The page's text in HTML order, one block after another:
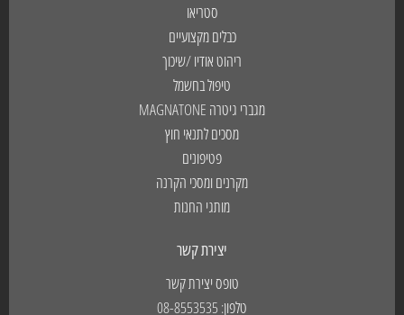
סטריאו
כבלים מקצועיים
ריהוט אודיו /שיכוך
טיפול בחשמל
מגברי גיטרה MAGNATONE
מסכים לתנאי חוץ
פטיפונים
מקרנים ומסכי הקרנה
מותגי החנות
יצירת קשר
טופס יצירת קשר
טלפון: 08-8553535